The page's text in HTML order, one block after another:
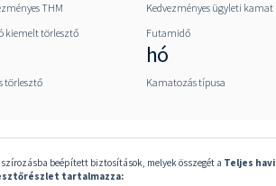
THM
Kedvezményes ügyleti kamat
kiemelt törlesztő
Futamidő
hó
törlesztő Kamatozás típusa
beépített biztosítások, melyek összegét a Teljes havi
tartalmazza: